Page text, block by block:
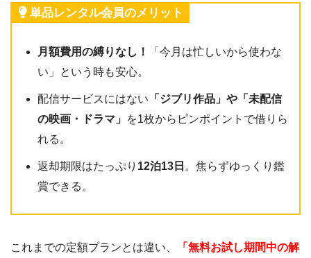
単品レンタル会員のメリット
月額費用の縛りなし！
「今月は忙しいから使わな
い」という時も安心。
配信サービスにはない 「ジブリ作品」や「未配信
の映画・ドラマ」 を1枚からピンポイントで借りら
れる。
返却期限はたっぷり 12泊13日 。焦らずゆっくり鑑
賞できる。
これまでの定額プランとは違い、
「無料お試し期間中の解